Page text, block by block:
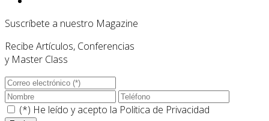
Suscríbete a nuestro Magazine
Recibe Artículos, Conferencias
y Master Class
(*) He leído y acepto la Politica de Privacidad